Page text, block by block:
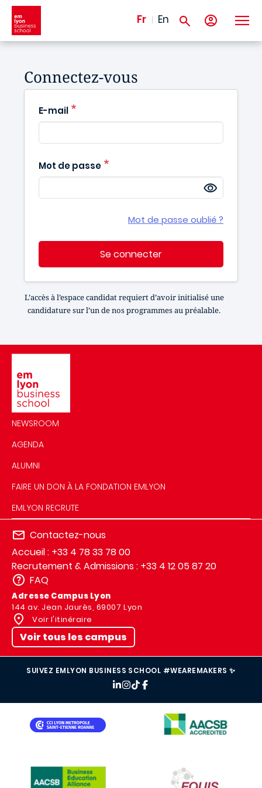
Aller au contenu principal
Fr En
Connectez-vous
E-mail
Mot de passe
Mot de passe oublié ?
Se connecter
L’accès à l’espace candidat requiert d’avoir initialisé une
candidature sur l’un de nos programmes au préalable.
NEWSROOM
AGENDA
ALUMNI
FAIRE UN DON À LA FONDATION EMLYON
EMLYON RECRUTE
Contactez-nous
Accueil : +33 4 78 33 78 00
Recrutement & Admissions : +33 4 12 05 87 20
FAQ
Adresse Campus Lyon
144 av. Jean Jaurès, 69007 Lyon
Voir l'itinéraire
Voir tous les campus
SUIVEZ EMLYON BUSINESS SCHOOL #WEAREMAKERS ✨
IMAGE